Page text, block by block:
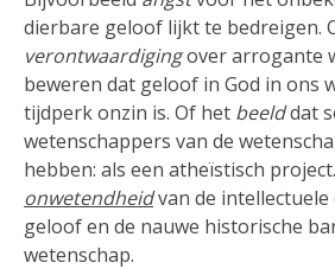
dierbare geloof lijkt te bedreigen.
verontwaardigingover arrogante
beweren dat geloof in God in ons
tijdperk onzin is. Of het beelddat
wetenschappers van de
hebben: als een atheïstisch
onwetendheidvan de intellectuele
geloof en de nauwe historische
wetenschap.